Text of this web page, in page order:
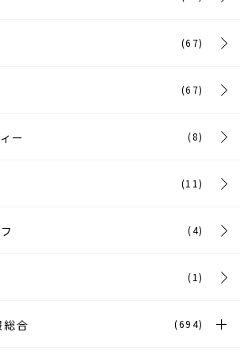
(67)
(67)
ー (8)
(11)
(4)
(1)
合 (694)